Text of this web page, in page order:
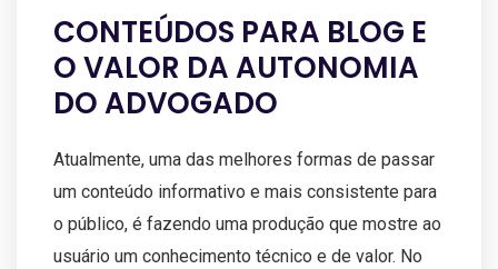
CONTEÚDOS PARA BLOG E
O VALOR DA AUTONOMIA
DO ADVOGADO
Atualmente, uma das melhores formas de passar
um conteúdo informativo e mais consistente para
o público, é fazendo uma produção que mostre ao
usuário um conhecimento técnico e de valor. No